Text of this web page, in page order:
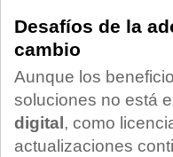
Desafíos de la
cambio
Aunque los
soluciones no está
digital , como
actualizaciones